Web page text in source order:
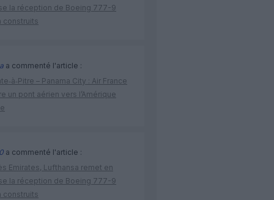
la réception de Boeing 777-9
construits
a commenté l'article :
– Panama City : Air France
un pont aérien vers l’Amérique
a commenté l'article :
Emirates, Lufthansa remet en
la réception de Boeing 777-9
construits